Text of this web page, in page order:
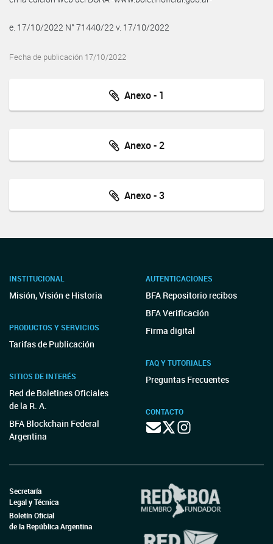
e. 17/10/2022 N° 71440/22 v. 17/10/2022
Fecha de publicación 17/10/2022
Anexo - 1
Anexo - 2
Anexo - 3
INSTITUCIONAL
Misión, Visión e Historia
PRODUCTOS Y SERVICIOS
Tarifas de Publicación
SITIOS DE INTERÉS
Red de Boletines Oficiales
de la R. A.
BFA Blockchain Federal
Argentina
AUTENTICACIONES
BFA Repositorio recibos
BFA Verificación
Firma digital
FAQ Y TUTORIALES
Preguntas Frecuentes
CONTACTO
Secretaría
Legal y Técnica
Boletín Oficial
de la República Argentina